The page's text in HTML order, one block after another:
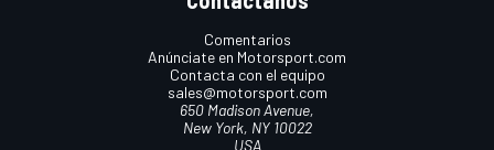
Comentarios
Anúnciate en Motorsport.com
Contacta con el equipo
sales@motorsport.com
650 Madison Avenue,
New York, NY 10022
USA